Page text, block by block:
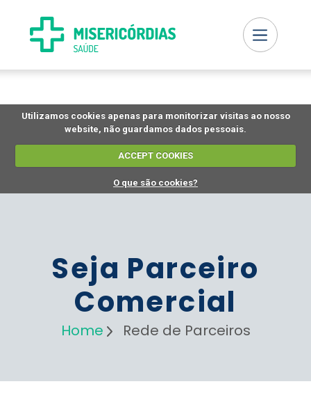
Utilizamos cookies apenas para monitorizar visitas ao nosso
website, não guardamos dados pessoais.
ACCEPT COOKIES
O que são cookies?
Seja Parceiro
Comercial
Home Rede de Parceiros